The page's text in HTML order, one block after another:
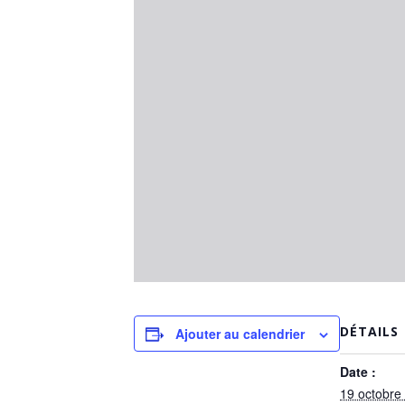
Ajouter au calendrier DÉTAILS
Date :
19